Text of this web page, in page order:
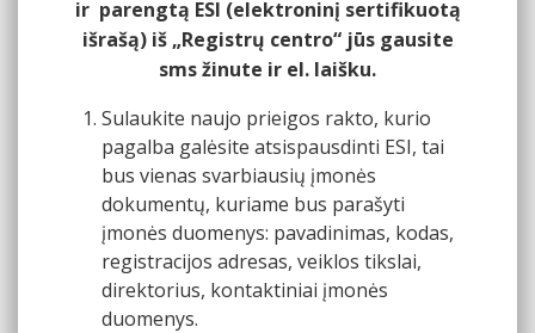
ir parengtą ESI (elektroninį sertifikuotą
išrašą) iš „Registrų centro“ jūs gausite
sms žinute ir el. laišku.
Sulaukite naujo prieigos rakto, kurio
pagalba galėsite atsispausdinti ESI, tai
bus vienas svarbiausių įmonės
dokumentų, kuriame bus parašyti
įmonės duomenys: pavadinimas, kodas,
registracijos adresas, veiklos tikslai,
direktorius, kontaktiniai įmonės
duomenys.